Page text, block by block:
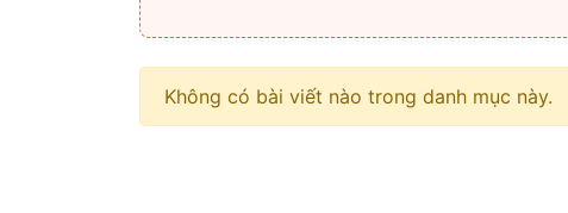
Không có bài viết nào trong danh mục này.